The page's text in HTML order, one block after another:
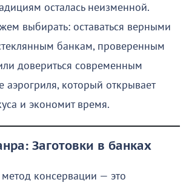
осталась неизменной.
выбирать: оставаться верными
банкам, проверенным
довериться современным
аэрогриля, который открывает
и экономит время.
Заготовки в банках
консервации — это